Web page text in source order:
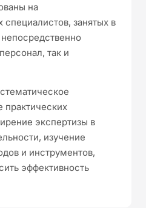
на
занятых в
так и
практических
экспертизы в
изучение
и инструментов,
эффективность